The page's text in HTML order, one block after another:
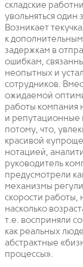
складские
увольняться один
Возникает
к
задержкам в
ошибкам,
неопытных и
сотрудников.
ожидаемой
работы компания
и репутационные
потому, что,
красивой
нотацией,
руководитель
предусмотрели
механизмы
скорости работы,
насколько
т.е. восприняли
как реальных
абстрактные
процессы».